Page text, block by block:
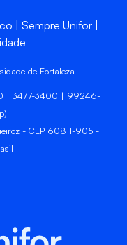
Sempre Unifor
de Fortaleza
| 3477-3400 | 99246-
- CEP 60811-905 -